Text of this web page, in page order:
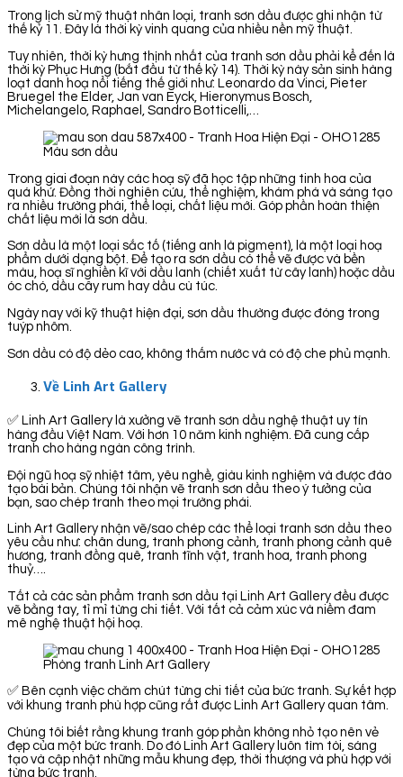
Trong lịch sử mỹ thuật nhân loại, tranh sơn dầu được ghi nhận từ
thế kỷ 11. Đây là thời kỳ vinh quang của nhiều nền mỹ thuật.
Tuy nhiên, thời kỳ hưng thịnh nhất của tranh sơn dầu phải kể đến là
thời kỳ Phục Hưng (bắt đầu từ thế kỷ 14). Thời kỳ này sản sinh hàng
loạt danh hoạ nổi tiếng thế giới như: Leonardo da Vinci, Pieter
Bruegel the Elder, Jan van Eyck, Hieronymus Bosch,
Michelangelo, Raphael, Sandro Botticelli,…
Màu sơn dầu
Trong giai đoạn này các hoạ sỹ đã học tập những tinh hoa của
quá khứ. Đồng thời nghiên cứu, thể nghiệm, khám phá và sáng tạo
ra nhiều trường phái, thể loại, chất liệu mới. Góp phần hoàn thiện
chất liệu mới là sơn dầu.
Sơn dầu là một loại sắc tố (tiếng anh là pigment), là một loại hoạ
phẩm dưới dạng bột. Để tạo ra sơn dầu có thể vẽ được và bền
màu, hoạ sĩ nghiền kĩ với dầu lanh (chiết xuất từ cây lanh) hoặc dầu
óc chó, dầu cây rum hay dầu cù túc.
Ngày nay với kỹ thuật hiện đại, sơn dầu thường được đóng trong
tuýp nhôm.
Sơn dầu có độ dẻo cao, không thấm nước và có độ che phủ mạnh.
Về Linh Art Gallery
✅ Linh Art Gallery là xưởng vẽ tranh sơn dầu nghệ thuật uy tín
hàng đầu Việt Nam. Với hơn 10 năm kinh nghiệm. Đã cung cấp
tranh cho hàng ngàn công trình.
Đội ngũ hoạ sỹ nhiệt tâm, yêu nghề, giàu kinh nghiệm và được đào
tạo bài bản. Chúng tôi nhận vẽ tranh sơn dầu theo ý tưởng của
bạn, sao chép tranh theo mọi trường phái.
Linh Art Gallery nhận vẽ/sao chép các thể loại tranh sơn dầu theo
yêu cầu như: chân dung, tranh phong cảnh, tranh phong cảnh quê
hương, tranh đồng quê, tranh tĩnh vật, tranh hoa, tranh phong
thuỷ….
Tất cả các sản phẩm tranh sơn dầu tại Linh Art Gallery đều được
vẽ bằng tay, tỉ mỉ từng chi tiết. Với tất cả cảm xúc và niềm đam
mê nghệ thuật hội hoạ.
Phòng tranh Linh Art Gallery
✅ Bên cạnh việc chăm chút từng chi tiết của bức tranh. Sự kết hợp
với khung tranh phù hợp cũng rất được Linh Art Gallery quan tâm.
Chúng tôi biết rằng khung tranh góp phần không nhỏ tạo nên vẻ
đẹp của một bức tranh. Do đó Linh Art Gallery luôn tìm tòi, sáng
tạo và cập nhật những mẫu khung đẹp, thời thượng và phù hợp với
từng bức tranh.